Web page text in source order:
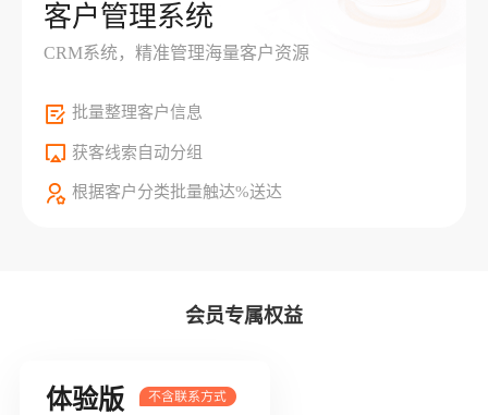
客户管理系统
CRM系统，精准管理海量客户资源
批量整理客户信息
获客线索自动分组
根据客户分类批量触达%送达
会员专属权益
体验版